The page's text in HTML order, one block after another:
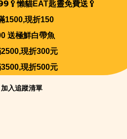
懶貓EAT匙靈免費送🥄
1500,現折150
送極鮮白帶魚
現折300元
現折500元
加入追蹤清單